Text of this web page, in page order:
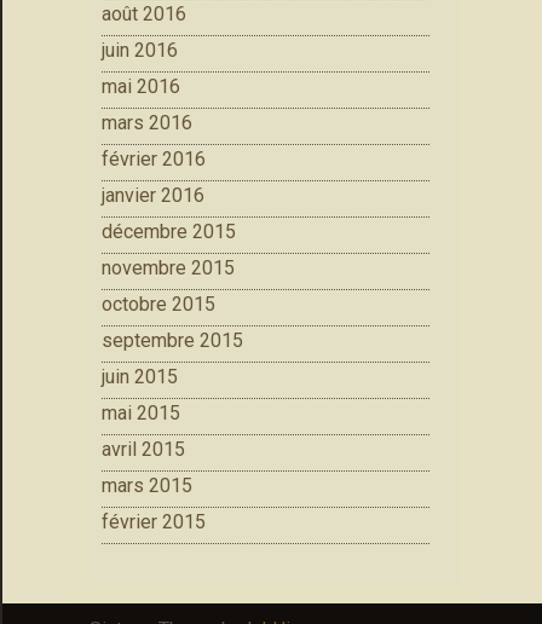
août 2016
juin 2016
mai 2016
mars 2016
février 2016
janvier 2016
décembre 2015
novembre 2015
octobre 2015
septembre 2015
juin 2015
mai 2015
avril 2015
mars 2015
février 2015